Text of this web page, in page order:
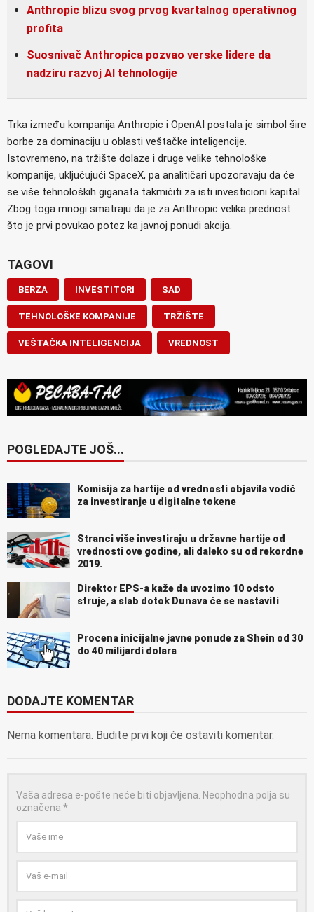
Anthropic blizu svog prvog kvartalnog operativnog
profita
Suosnivač Anthropica pozvao verske lidere da
nadziru razvoj AI tehnologije
Trka između kompanija Anthropic i OpenAI postala je simbol šire
borbe za dominaciju u oblasti veštačke inteligencije.
Istovremeno, na tržište dolaze i druge velike tehnološke
kompanije, uključujući SpaceX, pa analitičari upozoravaju da će
se više tehnoloških giganata takmičiti za isti investicioni kapital.
Zbog toga mnogi smatraju da je za Anthropic velika prednost
što je prvi povukao potez ka javnoj ponudi akcija.
TAGOVI
BERZA INVESTITORI SAD
TEHNOLOŠKE KOMPANIJE TRŽIŠTE
VEŠTAČKA INTELIGENCIJA VREDNOST
POGLEDAJTE JOŠ...
Komisija za hartije od vrednosti objavila vodič
za investiranje u digitalne tokene
Stranci više investiraju u državne hartije od
vrednosti ove godine, ali daleko su od rekordne
2019.
Direktor EPS-a kaže da uvozimo 10 odsto
struje, a slab dotok Dunava će se nastaviti
Procena inicijalne javne ponude za Shein od 30
do 40 milijardi dolara
DODAJTE KOMENTAR
Nema komentara. Budite prvi koji će ostaviti komentar.
Vaša adresa e-pošte neće biti objavljena. Neophodna polja su
označena *